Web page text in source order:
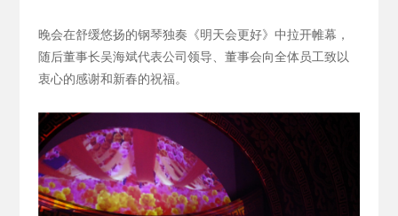
晚会在舒缓悠扬的钢琴独奏《明天会更好》中拉开帷幕，
随后董事长吴海斌代表公司领导、董事会向全体员工致以
衷心的感谢和新春的祝福。